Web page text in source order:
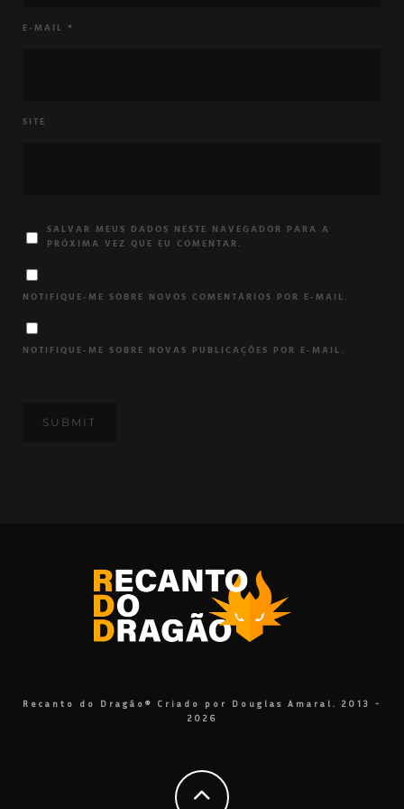
E-MAIL *
SITE
SALVAR MEUS DADOS NESTE NAVEGADOR PARA A
PRÓXIMA VEZ QUE EU COMENTAR.
NOTIFIQUE-ME SOBRE NOVOS COMENTÁRIOS POR E-MAIL.
NOTIFIQUE-ME SOBRE NOVAS PUBLICAÇÕES POR E-MAIL.
Recanto do Dragão® Criado por Douglas Amaral. 2013 -
2026